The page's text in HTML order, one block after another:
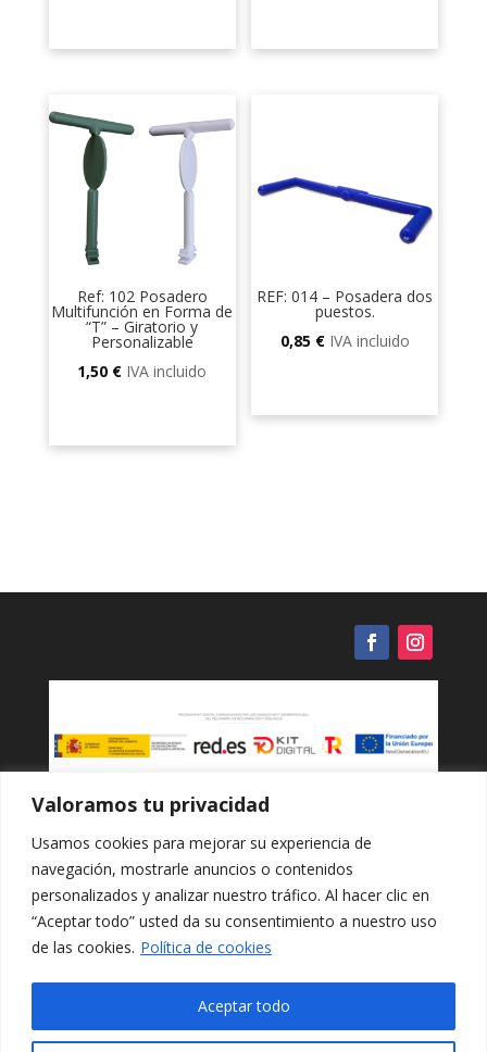
Valoramos tu privacidad
Usamos cookies para mejorar su experiencia de
navegación, mostrarle anuncios o contenidos
personalizados y analizar nuestro tráfico. Al hacer clic en
“Aceptar todo” usted da su consentimiento a nuestro uso
de las cookies. Política de cookies
Aceptar todo
Ref: 102 Posadero
Multifunción en Forma de
“T” – Giratorio y
Personalizable
1,50 € IVA incluido
pueden
en
la
página
producto
REF: 014 – Posadera dos
puestos.
0,85 € IVA incluido
Política de cookies
Protección de datos
Política de privacidad
Términos y condiciones